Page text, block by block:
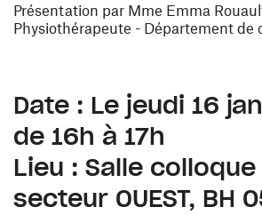
Présentation par Mme Emma
Physiothérapeute - Département de
Date : Le jeudi 16
de 16h à 17h
Lieu : Salle colloque
secteur OUEST, BH